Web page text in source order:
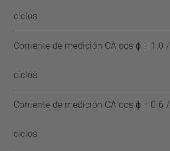
ciclos
Corriente de medición CA cos ϕ = 1.0 /
ciclos
Corriente de medición CA cos ϕ = 0.6 /
ciclos